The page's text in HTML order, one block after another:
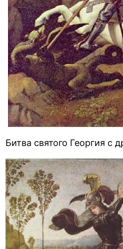
Битва святого Георгия с